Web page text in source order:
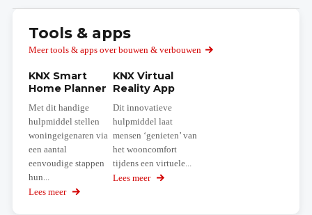
Tools & apps
Meer tools & apps over bouwen & verbouwen
KNX Smart
Home Planner
Met dit handige
hulpmiddel stellen
woningeigenaren via
een aantal
eenvoudige stappen
hun...
Lees meer over
KNX Virtual
Reality App
Dit innovatieve
hulpmiddel laat
mensen ‘genieten’ van
het wooncomfort
tijdens een virtuele...
Lees meer over